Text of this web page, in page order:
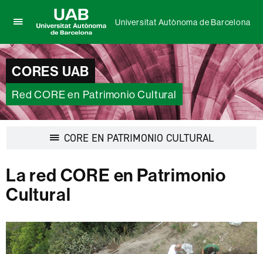
aquí
para
desplegar
el
menú
de
Universitat
Universitat
Autònoma
de
Universitat Autònoma de Barcelona
CORES UAB
Red CORE en Patrimonio Cultural
CORE EN PATRIMONIO CULTURAL
La red CORE en Patrimonio
Cultural